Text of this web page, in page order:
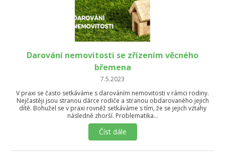
Darování nemovitosti se zřízením věcného
břemena
7.5.2023
V praxi se často setkáváme s darováním nemovitosti v rámci rodiny.
Nejčastěji jsou stranou dárce rodiče a stranou obdarovaného jejich
dítě. Bohužel se v praxi rovněž setkáváme s tím, že se jejich vztahy
následně zhorší. Problematika…
Číst dále